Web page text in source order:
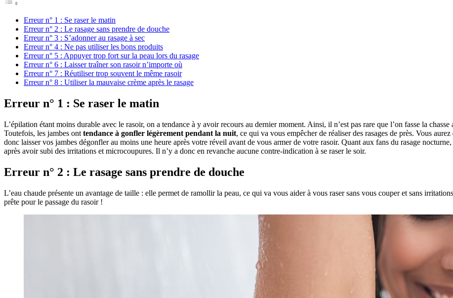
Erreur n° 1 : Se raser le matin
Erreur n° 2 : Le rasage sans prendre de douche
Erreur n° 3 : S’adonner au rasage à sec
Erreur n° 4 : Ne pas utiliser les bons produits
Erreur n° 5 : Appuyer trop fort sur la peau lors du rasage
Erreur n° 6 : Laisser traîner son rasoir n’importe où
Erreur n° 7 : Réutiliser trop souvent le même rasoir
Erreur n° 8 : Utiliser la mauvaise crème après le rasage
Erreur n° 1 : Se raser le matin
L’épilation étant moins durable avec le rasoir, on a tendance à y avoir recours au dernier moment. Ainsi, il n’est pas rare que l’on fasse la
Toutefois, les jambes ont tendance à gonfler légèrement pendant la nuit, ce qui va vous empêcher de réaliser des rasages de près. Vous
donc laisser vos jambes dégonfler au moins une heure après votre réveil avant de vous armer de votre rasoir. Quant aux fans du rasage
après avoir subi des irritations et microcoupures. Il n’y a donc en revanche aucune contre-indication à se raser le soir.
Erreur n° 2 : Le rasage sans prendre de douche
L’eau chaude présente un avantage de taille : elle permet de ramollir la peau, ce qui va vous aider à vous raser sans vous couper et sans
prête pour le passage du rasoir !